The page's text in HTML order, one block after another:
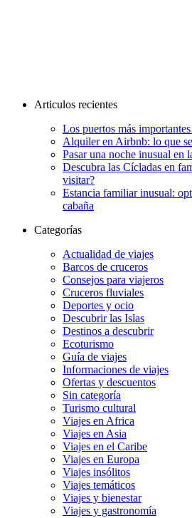
Articulos recientes
Los puertos más
Alquiler en Airbnb: lo que
Pasar una noche inusual en
Descubra las Cícladas en
visitar?
Estancia familiar inusual:
cabaña
Categorías
Actualidad de viajes
Barcos de cruceros
Consejos para viajeros
Cruceros fluviales
Deportes y ocio
Descubrir las Islas
Destinos a descubrir
Ecoturismo
Guía de viajes
Informaciones de viajes
Ofertas y descuentos
Sin categoría
Turismo cultural
Viajes en Africa
Viajes en Asia
Viajes en el Caribe
Viajes en Europa
Viajes insólitos
Viajes temáticos
Viajes y bienestar
Viajes y gastronomía